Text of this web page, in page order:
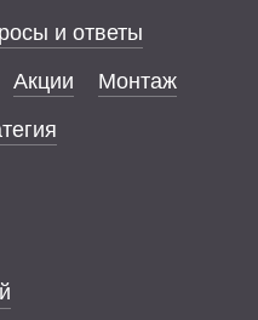
и ответы
Акции
Монтаж